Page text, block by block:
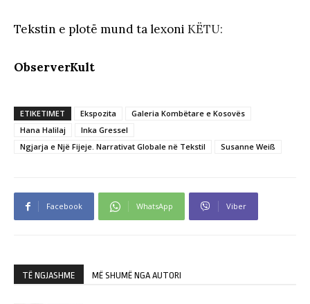
Tekstin e plotë mund ta lexoni KËTU:
ObserverKult
ETIKETIMET Ekspozita
Galeria Kombëtare e Kosovës
Hana Halilaj
Inka Gressel
Ngjarja e Një Fijeje. Narrativat Globale në Tekstil
Susanne Weiß
Facebook WhatsApp Viber
TË NGJASHME MË SHUMË NGA AUTORI